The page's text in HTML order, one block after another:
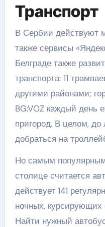
Транспорт
В Сербии действуют
также сервисы
Белграде также
транспорта: 11
другими районами;
BG:VOZ каждый день
пригород. В целом, до
добраться на
Но самым
столице считается
действует 141
ночных,
Найти нужный